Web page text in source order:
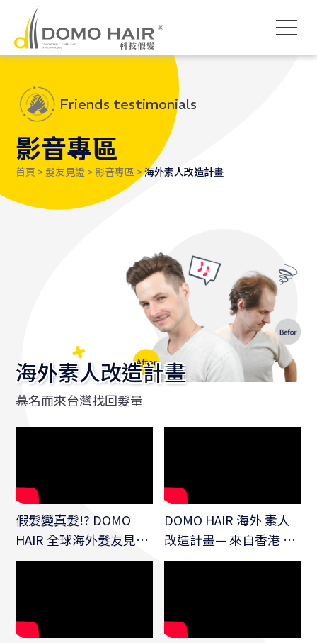
Friends testimonials
影音專區
首頁 > 髮友見證 > 影音專區 >海外素人改造計畫
海外素人改造計畫
慕名而來台灣找回髮量
假髮變真髮!? DOMO
HAIR 全球海外髮友見證
精選 ｜真實改造歷程
DOMO HAIR 海外 素人
改造計畫— 來自香港 的
阿祥 (come from Hong